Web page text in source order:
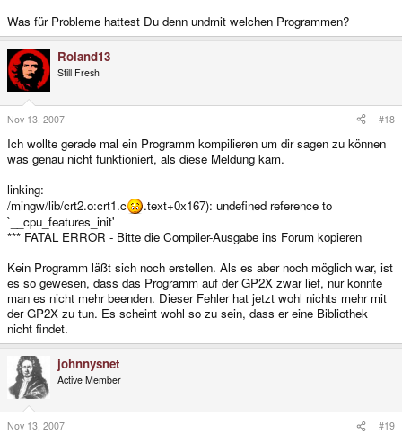
Was für Probleme hattest Du denn undmit welchen Programmen?
Roland13
Still Fresh
Nov 13, 2007 #18
Ich wollte gerade mal ein Programm kompilieren um dir sagen zu können
was genau nicht funktioniert, als diese Meldung kam.
linking:
/mingw/lib/crt2.o:crt1.c
.text+0x167): undefined reference to
`__cpu_features_init'
*** FATAL ERROR - Bitte die Compiler-Ausgabe ins Forum kopieren
Kein Programm läßt sich noch erstellen. Als es aber noch möglich war, ist
es so gewesen, dass das Programm auf der GP2X zwar lief, nur konnte
man es nicht mehr beenden. Dieser Fehler hat jetzt wohl nichts mehr mit
der GP2X zu tun. Es scheint wohl so zu sein, dass er eine Bibliothek
nicht findet.
johnnysnet
Active Member
Nov 13, 2007 #19